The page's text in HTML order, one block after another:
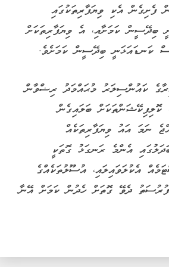
ފެށިގެން އެކި ވިޔަފާރިތަކުގައި
ބިދޭސީން ކަމަށާއި، އެ ވިޔަފާރިތަކަށް
ކަނޑައަޅަނީ ބިދޭސީން ކަމަށެވެ.
ކައުންސިލަރު މުޙައްމަދު ރިޟްވާން
ކޮލިފިކޭޝަންތަކަށް ބަލައިގެން
ނަމަ އައު ވިޔަފާރިތަކެއް
އެންމެ ރަނގަޅު ގޮތަކީ
އެކުލަވައިލައި، އުސޫލުތަކެއްގެ
ދެވޭ ގޮތަށް ހެދުން ކަމަށް އޭނާ